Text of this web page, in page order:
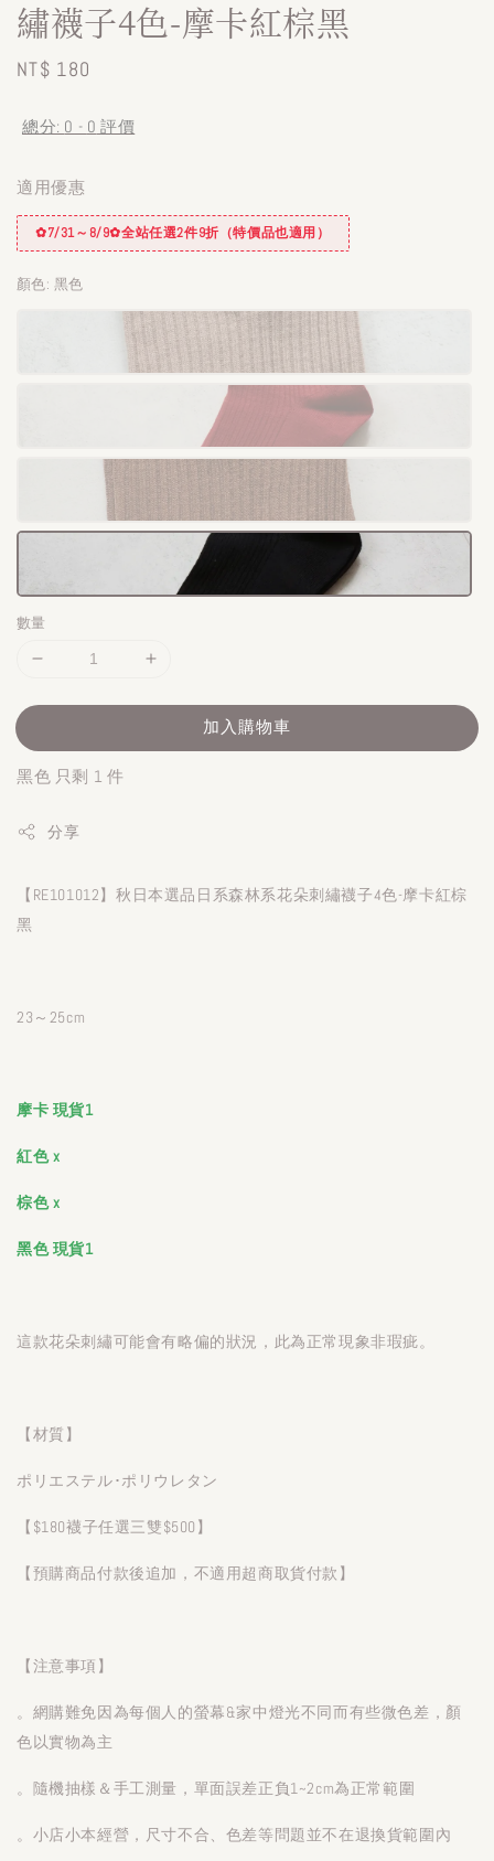
繡襪子4色-摩卡紅棕黑
Regular
NT$ 180
總分: 0 - 0 評價
適用優惠
✿7/31～8/9✿全站任選2件9折（特價品也適用）
顏色: 黑色
數量
加入購物車
黑色 只剩 1 件
分享
【RE101012】秋日本選品日系森林系花朵刺繡襪子4色-摩卡紅棕
黑
23～25cm
摩卡 現貨1
紅色 x
棕色 x
黑色 現貨1
這款花朵刺繡可能會有略偏的狀況，此為正常現象非瑕疵。
【材質】
ポリエステル･ポリウレタン
【$180襪子任選三雙$500】
【預購商品付款後追加，不適用超商取貨付款】
【注意事項】
。網購難免因為每個人的螢幕&家中燈光不同而有些微色差，顏
色以實物為主
。隨機抽樣＆手工測量，單面誤差正負1~2cm為正常範圍
。小店小本經營，尺寸不合、色差等問題並不在退換貨範圍內